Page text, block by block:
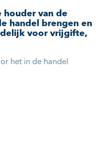
houder van de
handel brengen en
voor vrijgifte,
het in de handel